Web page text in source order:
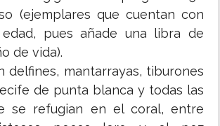
(ejemplares que cuentan con
pues añade una libra de
de vida).
delfines, mantarrayas, tiburones
de punta blanca y todas las
se refugian en el coral, entre